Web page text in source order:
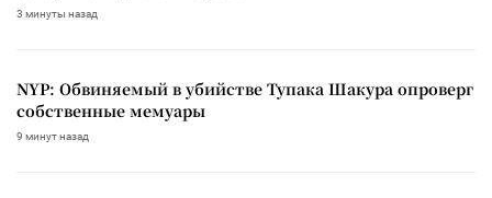
3 минуты назад
NYP: Обвиняемый в убийстве Тупака Шакура опроверг
собственные мемуары
9 минут назад